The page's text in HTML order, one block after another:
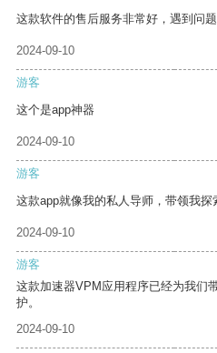
这款软件的售后服务非常好，遇到问题
2024-09-10
游客
这个是app神器
2024-09-10
游客
这款app就像我的私人导师，带领我探
2024-09-10
游客
这款加速器VPM应用程序已经为我们
护。
2024-09-10